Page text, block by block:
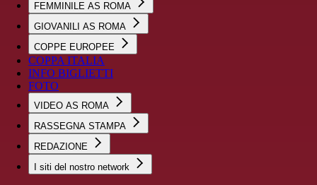
FEMMINILE AS ROMA
GIOVANILI AS ROMA
COPPE EUROPEE
COPPA ITALIA
INFO BIGLIETTI
FOTO
VIDEO AS ROMA
RASSEGNA STAMPA
REDAZIONE
I siti del nostro network